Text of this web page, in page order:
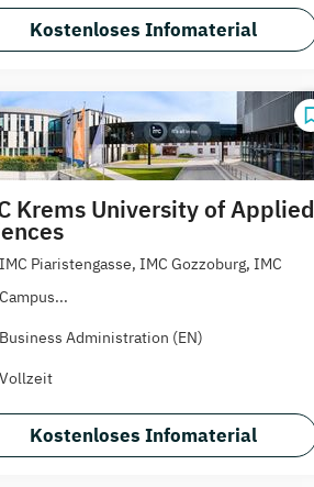
Kostenloses Infomaterial
Krems University of Applied
IMC Piaristengasse, IMC Gozzoburg, IMC
Campus...
Business Administration (EN)
Vollzeit
Kostenloses Infomaterial